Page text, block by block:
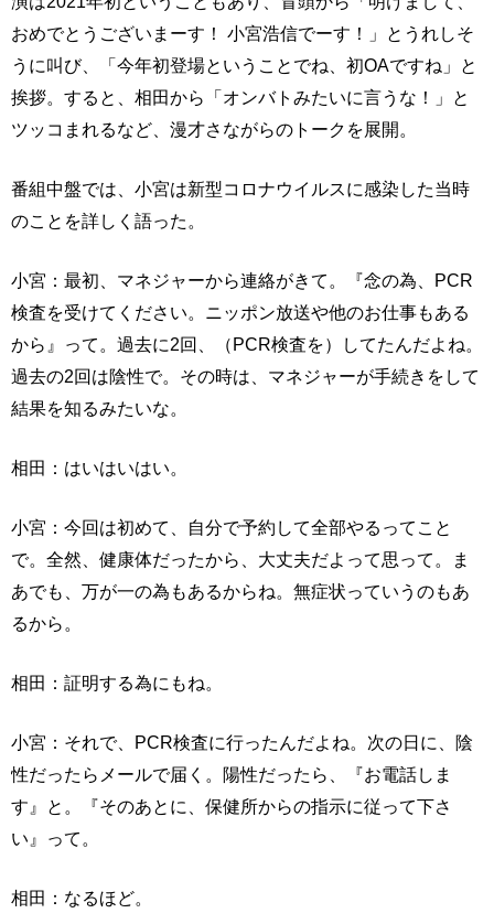
おめでとうございまーす！ 小宮浩信でーす！」とうれしそ
うに叫び、「今年初登場ということでね、初OAですね」と
挨拶。すると、相田から「オンバトみたいに言うな！」と
ツッコまれるなど、漫才さながらのトークを展開。
番組中盤では、小宮は新型コロナウイルスに感染した当時
のことを詳しく語った。
小宮：最初、マネジャーから連絡がきて。『念の為、PCR
検査を受けてください。ニッポン放送や他のお仕事もある
から』って。過去に2回、（PCR検査を）してたんだよね。
過去の2回は陰性で。その時は、マネジャーが手続きをして
結果を知るみたいな。
相田：はいはいはい。
小宮：今回は初めて、自分で予約して全部やるってこと
で。全然、健康体だったから、大丈夫だよって思って。ま
あでも、万が一の為もあるからね。無症状っていうのもあ
るから。
相田：証明する為にもね。
小宮：それで、PCR検査に行ったんだよね。次の日に、陰
性だったらメールで届く。陽性だったら、『お電話しま
す』と。『そのあとに、保健所からの指示に従って下さ
い』って。
相田：なるほど。